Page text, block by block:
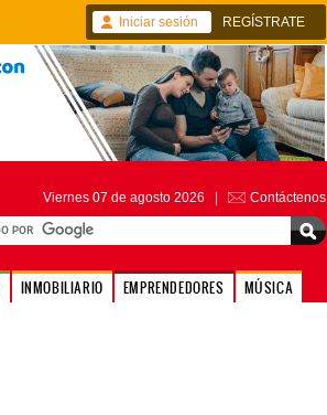
Iniciar sesión REGÍSTRATE
Viernes 07 de agosto 2026 | Contáctenos
INMOBILIARIO EMPRENDEDORES MÚSICA